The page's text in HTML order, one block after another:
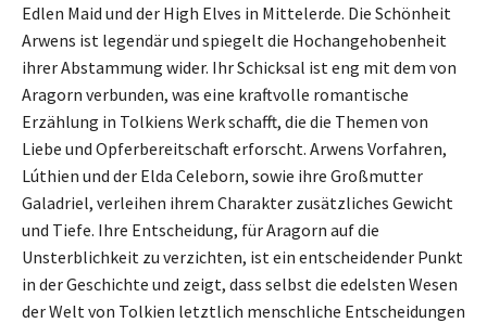
Edlen Maid und der High Elves in Mittelerde. Die Schönheit
Arwens ist legendär und spiegelt die Hochangehobenheit
ihrer Abstammung wider. Ihr Schicksal ist eng mit dem von
Aragorn verbunden, was eine kraftvolle romantische
Erzählung in Tolkiens Werk schafft, die die Themen von
Liebe und Opferbereitschaft erforscht. Arwens Vorfahren,
Lúthien und der Elda Celeborn, sowie ihre Großmutter
Galadriel, verleihen ihrem Charakter zusätzliches Gewicht
und Tiefe. Ihre Entscheidung, für Aragorn auf die
Unsterblichkeit zu verzichten, ist ein entscheidender Punkt
in der Geschichte und zeigt, dass selbst die edelsten Wesen
der Welt von Tolkien letztlich menschliche Entscheidungen